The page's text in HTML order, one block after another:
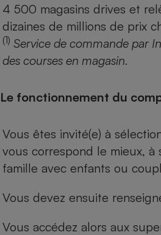
4 500 magasins drives et
dizaines de millions de prix
(1) Service de commande par
des courses en magasin.
Le fonctionnement du
Vous êtes invité(e) à
vous correspond le mieux, à
famille avec enfants ou
Vous devez ensuite
Vous accédez alors aux